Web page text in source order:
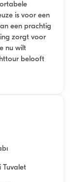
is voor een
een prachtig
zorgt voor
nu wilt
belooft
Tuvalet